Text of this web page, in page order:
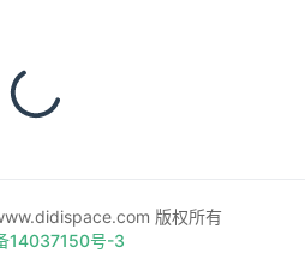
版权所有
14037150号-3